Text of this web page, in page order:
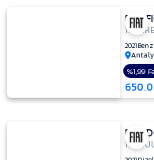
FIAT
1.4
2021
%1,99
FIAT
1.3